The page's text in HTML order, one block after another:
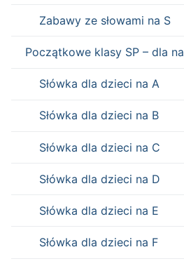
Zabawy ze słowami na S
Początkowe klasy SP – dla
Słówka dla dzieci na A
Słówka dla dzieci na B
Słówka dla dzieci na C
Słówka dla dzieci na D
Słówka dla dzieci na E
Słówka dla dzieci na F